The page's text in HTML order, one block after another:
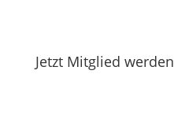
Jetzt Mitglied werden